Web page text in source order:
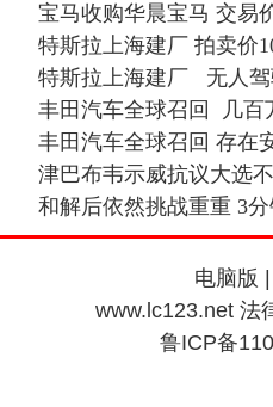
宝马收购华晨宝马 交易
特斯拉上海建厂 拍卖价
特斯拉上海建厂 无人
丰田汽车全球召回 几百
丰田汽车全球召回 存在
津巴布韦示威抗议大选
和解后依然挑战重重 3
电脑版
www.lc123.net 法
鲁ICP备